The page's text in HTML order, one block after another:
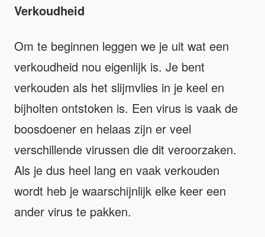
Verkoudheid
Om te beginnen leggen we je uit wat een
verkoudheid nou eigenlijk is. Je bent
verkouden als het slijmvlies in je keel en
bijholten ontstoken is. Een virus is vaak de
boosdoener en helaas zijn er veel
verschillende virussen die dit veroorzaken.
Als je dus heel lang en vaak verkouden
wordt heb je waarschijnlijk elke keer een
ander virus te pakken.